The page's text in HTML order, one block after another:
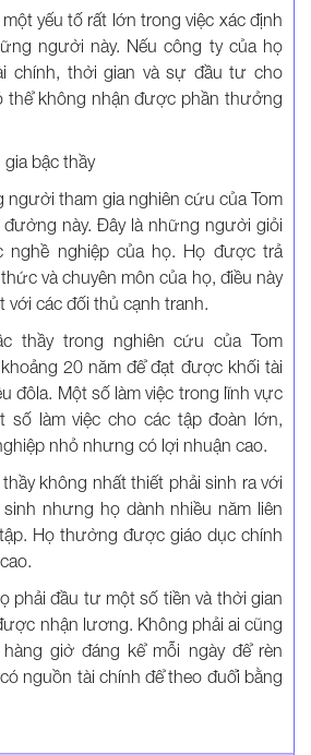
yếu tố rất lớn trong việc xác định
người này. Nếu công ty của họ
chính, thời gian và sự đầu tư cho
thể không nhận được phần thưởng
bậc thầy
người tham gia nghiên cứu của Tom
đường này. Đây là những người giỏi
nghề nghiệp của họ. Họ được trả
và chuyên môn của họ, điều này
với các đối thủ cạnh tranh.
thầy trong nghiên cứu của Tom
20 năm để đạt được khối tài
đôla. Một số làm việc trong lĩnh vực
số làm việc cho các tập đoàn lớn,
nhỏ nhưng có lợi nhuận cao.
không nhất thiết phải sinh ra với
nhưng họ dành nhiều năm liên
Họ thường được giáo dục chính
phải đầu tư một số tiền và thời gian
nhận lương. Không phải ai cũng
giờ đáng kể mỗi ngày để rèn
nguồn tài chính để theo đuổi bằng